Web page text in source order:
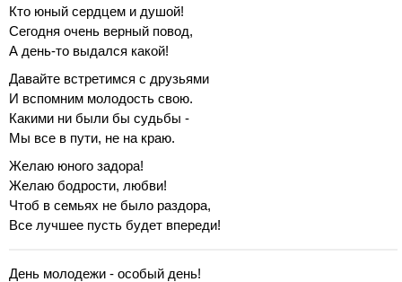
Кто юный сердцем и душой!
Сегодня очень верный повод,
А день-то выдался какой!
Давайте встретимся с друзьями
И вспомним молодость свою.
Какими ни были бы судьбы -
Мы все в пути, не на краю.
Желаю юного задора!
Желаю бодрости, любви!
Чтоб в семьях не было раздора,
Все лучшее пусть будет впереди!
День молодежи - особый день!